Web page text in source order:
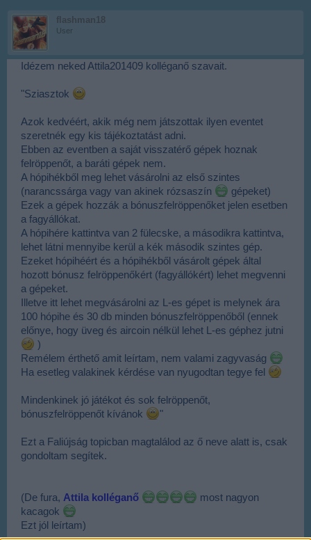
flashman18
User
Idézem neked Attila201409 kolléganő szavait.
"Sziasztok
Azok kedvéért, akik még nem játszottak ilyen eventet
szeretnék egy kis tájékoztatást adni.
Ebben az eventben a saját visszatérő gépek hoznak
felröppenőt, a baráti gépek nem.
A hópihékből meg lehet vásárolni az első szintes
(narancssárga vagy van akinek rózsaszín
gépeket)
Ezek a gépek hozzák a bónuszfelröppenőket jelen esetben
a fagyállókat.
A hópihére kattintva van 2 fülecske, a másodikra kattintva,
lehet látni mennyibe kerül a kék második szintes gép.
Ezeket hópihéért és a hópihékből vásárolt gépek által
hozott bónusz felröppenőkért (fagyállókért) lehet megvenni
a gépeket.
Illetve itt lehet megvásárolni az L-es gépet is melynek ára
100 hópihe és 30 db minden bónuszfelröppenőből (ennek
előnye, hogy üveg és aircoin nélkül lehet L-es géphez jutni
)
Remélem érthető amit leírtam, nem valami zagyvaság
Ha esetleg valakinek kérdése van nyugodtan tegye fel
Mindenkinek jó játékot és sok felröppenőt,
bónuszfelröppenőt kívánok
"
Ezt a Faliújság topicban magtalálod az ő neve alatt is, csak
gondoltam segítek.
(De fura, Attila kolléganő
most nagyon
kacagok
Ezt jól leírtam)